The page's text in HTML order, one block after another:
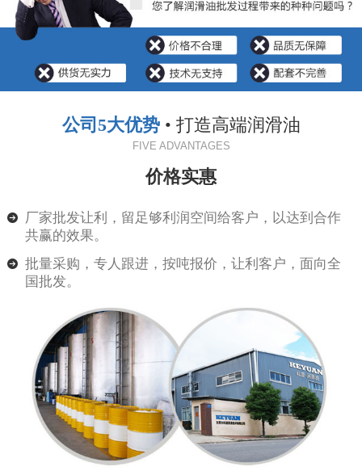
公司5大优势• 打造高端润滑油
FIVE ADVANTAGES
价格实惠
厂家批发让利，留足够利润空间给客户，以达到合作
共赢的效果。
批量采购，专人跟进，按吨报价，让利客户，面向全
国批发。